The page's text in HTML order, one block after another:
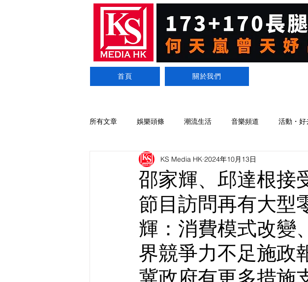
首頁 關於我們
所有文章 娛樂頭條 潮流生活 音樂頻道 活動・好
邵家輝、邱達根接
節目訪問再有大型
輝：消費模式改變
界競爭力不足施政
KS Media HK 2024年10月13日